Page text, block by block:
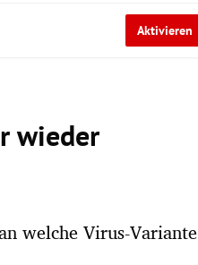
Aktivieren
wieder
welche Virus-Variante